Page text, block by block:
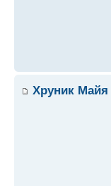
Хруник Майя